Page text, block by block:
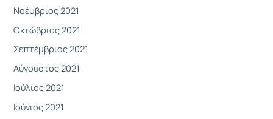
Νοέμβριος 2021
Οκτώβριος 2021
Σεπτέμβριος 2021
Αύγουστος 2021
Ιούλιος 2021
Ιούνιος 2021